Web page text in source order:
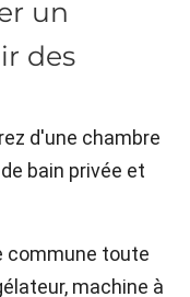
un
des
d'une chambre
bain privée et
commune toute
machine à